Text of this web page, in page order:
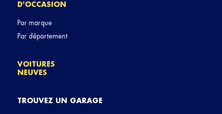
D'OCCASION
Par marque
Par département
VOITURES
NEUVES
TROUVEZ UN GARAGE